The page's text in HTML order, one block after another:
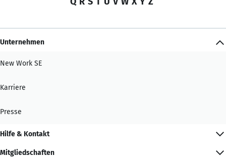
Unternehmen
New Work SE
Karriere
Presse
Hilfe & Kontakt
Mitgliedschaften